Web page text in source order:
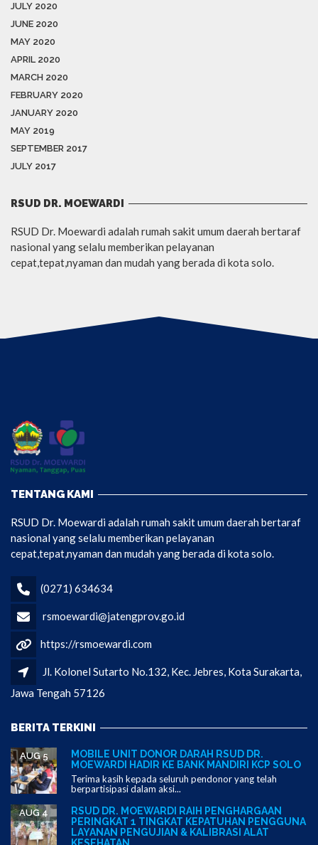
JULY 2020
JUNE 2020
MAY 2020
APRIL 2020
MARCH 2020
FEBRUARY 2020
JANUARY 2020
MAY 2019
SEPTEMBER 2017
JULY 2017
RSUD DR. MOEWARDI
RSUD Dr. Moewardi adalah rumah sakit umum daerah bertaraf
nasional yang selalu memberikan pelayanan
cepat,tepat,nyaman dan mudah yang berada di kota solo.
TENTANG KAMI
RSUD Dr. Moewardi adalah rumah sakit umum daerah bertaraf
nasional yang selalu memberikan pelayanan
cepat,tepat,nyaman dan mudah yang berada di kota solo.
(0271) 634634
rsmoewardi@jatengprov.go.id
https://rsmoewardi.com
Jl. Kolonel Sutarto No.132, Kec. Jebres, Kota Surakarta,
Jawa Tengah 57126
BERITA TERKINI
MOBILE UNIT DONOR DARAH RSUD DR.
MOEWARDI HADIR KE BANK MANDIRI KCP SOLO
AUG 5
Terima kasih kepada seluruh pendonor yang telah
berpartisipasi dalam aksi...
RSUD DR. MOEWARDI RAIH PENGHARGAAN
PERINGKAT 1 TINGKAT KEPATUHAN PENGGUNA
LAYANAN PENGUJIAN & KALIBRASI ALAT
AUG 4